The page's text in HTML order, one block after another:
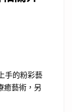
手的粉彩藝
癒藝術，另